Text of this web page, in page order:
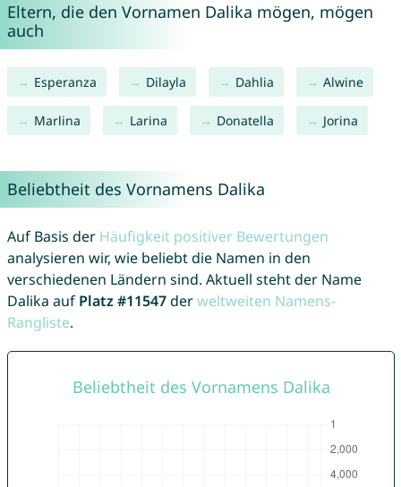
Eltern, die den Vornamen Dalika mögen, mögen
auch
Esperanza Dilayla Dahlia Alwine
Marlina Larina Donatella Jorina
Beliebtheit des Vornamens Dalika
Auf Basis der Häufigkeit positiver Bewertungen
analysieren wir, wie beliebt die Namen in den
verschiedenen Ländern sind. Aktuell steht der Name
Dalika auf Platz #11547derweltweiten Namens-
Rangliste.